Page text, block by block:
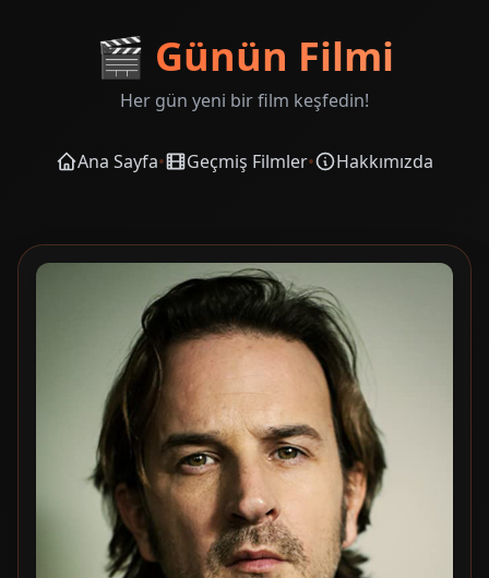
🎬 Günün Filmi
Her gün yeni bir film keşfedin!
Ana Sayfa• Geçmiş Filmler• Hakkımızda